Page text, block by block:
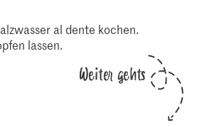
al dente kochen.
lassen.
Weiter gehts